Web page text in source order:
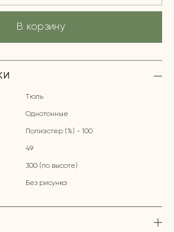
В корзину
Тюль
Однотонные
Полиэстер (%) - 100
49
300 (по высоте)
Без рисунка